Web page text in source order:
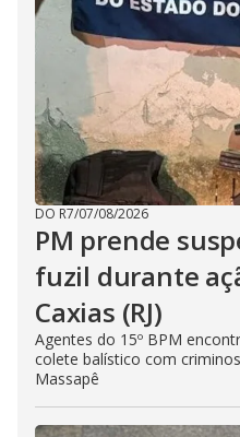
DO R7/07/08/2026
PM prende
fuzil durante
Caxias (RJ)
Agentes do 15º BPM
colete balístico com
Massapê